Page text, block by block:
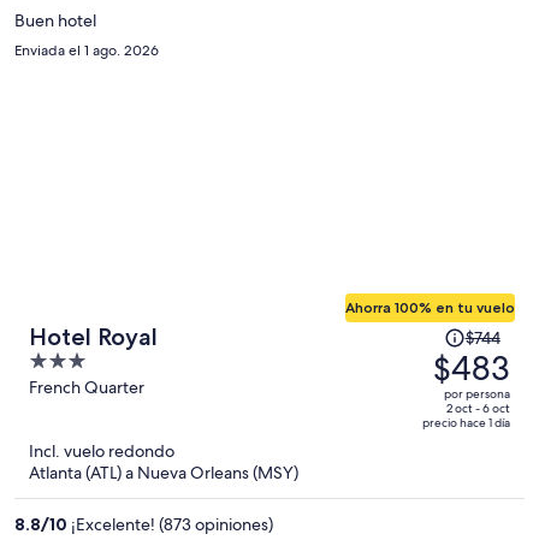
Buen hotel
Enviada el 1 ago. 2026
Hotel Royal
3
out
French Quarter
Ahorra 100% en tu vuelo
El
precio
era
de
$744
$744
$483
por persona
2 oct - 6 oct
precio hace 1 día
Incl. vuelo redondo
Atlanta (ATL) a Nueva Orleans (MSY)
8.8/10 ¡Excelente! (873 opiniones)